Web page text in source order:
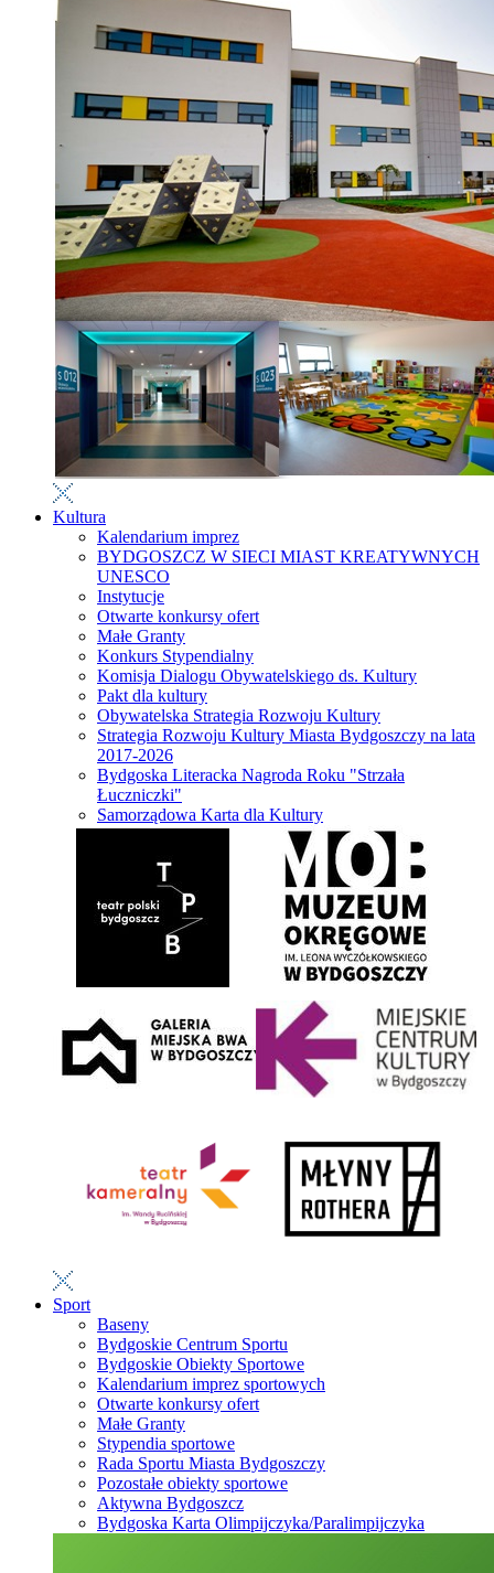
Kultura
Kalendarium imprez
BYDGOSZCZ W SIECI MIAST KREATYWNYCH
UNESCO
Instytucje
Otwarte konkursy ofert
Małe Granty
Konkurs Stypendialny
Komisja Dialogu Obywatelskiego ds. Kultury
Pakt dla kultury
Obywatelska Strategia Rozwoju Kultury
Strategia Rozwoju Kultury Miasta Bydgoszczy na lata
2017-2026
Bydgoska Literacka Nagroda Roku "Strzała
Łuczniczki"
Samorządowa Karta dla Kultury
Sport
Baseny
Bydgoskie Centrum Sportu
Bydgoskie Obiekty Sportowe
Kalendarium imprez sportowych
Otwarte konkursy ofert
Małe Granty
Stypendia sportowe
Rada Sportu Miasta Bydgoszczy
Pozostałe obiekty sportowe
Aktywna Bydgoszcz
Bydgoska Karta Olimpijczyka/Paralimpijczyka